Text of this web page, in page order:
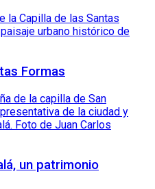
Formas
un patrimonio